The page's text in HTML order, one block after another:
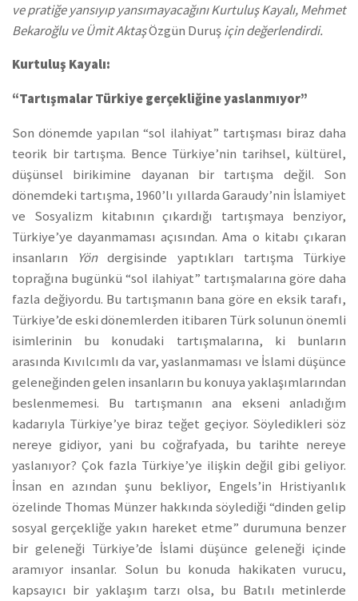
ve pratiğe yansıyıp yansımayacağını Kurtuluş Kayalı, Mehmet
Bekaroğlu ve Ümit AktaşÖzgün Duruşiçin değerlendirdi.
Kurtuluş Kayalı:
“Tartışmalar Türkiye gerçekliğine yaslanmıyor”
Son dönemde yapılan “sol ilahiyat” tartışması biraz daha
teorik bir tartışma. Bence Türkiye’nin tarihsel, kültürel,
düşünsel birikimine dayanan bir tartışma değil. Son
dönemdeki tartışma, 1960’lı yıllarda Garaudy’nin İslamiyet
ve Sosyalizm kitabının çıkardığı tartışmaya benziyor,
Türkiye’ye dayanmaması açısından. Ama o kitabı çıkaran
insanların Yöndergisinde yaptıkları tartışma Türkiye
toprağına bugünkü “sol ilahiyat” tartışmalarına göre daha
fazla değiyordu. Bu tartışmanın bana göre en eksik tarafı,
Türkiye’de eski dönemlerden itibaren Türk solunun önemli
isimlerinin bu konudaki tartışmalarına, ki bunların
arasında Kıvılcımlı da var, yaslanmaması ve İslami düşünce
geleneğinden gelen insanların bu konuya yaklaşımlarından
beslenmemesi. Bu tartışmanın ana ekseni anladığım
kadarıyla Türkiye’ye biraz teğet geçiyor. Söyledikleri söz
nereye gidiyor, yani bu coğrafyada, bu tarihte nereye
yaslanıyor? Çok fazla Türkiye’ye ilişkin değil gibi geliyor.
İnsan en azından şunu bekliyor, Engels’in Hristiyanlık
özelinde Thomas Münzer hakkında söylediği “dinden gelip
sosyal gerçekliğe yakın hareket etme” durumuna benzer
bir geleneği Türkiye’de İslami düşünce geleneği içinde
aramıyor insanlar. Solun bu konuda hakikaten vurucu,
kapsayıcı bir yaklaşım tarzı olsa, bu Batılı metinlerde